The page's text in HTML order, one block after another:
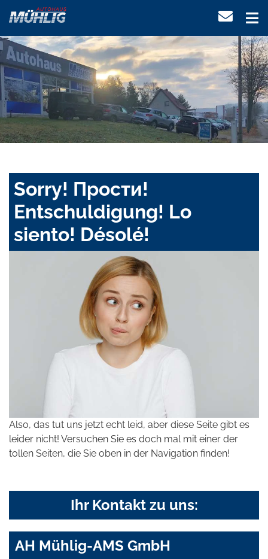
Sorry! Прости!
Entschuldigung! Lo
siento! Désolé!
Also, das tut uns jetzt echt leid, aber diese Seite gibt es
leider nicht! Versuchen Sie es doch mal mit einer der
tollen Seiten, die Sie oben in der Navigation finden!
Ihr Kontakt zu uns:
AH Mühlig-AMS GmbH